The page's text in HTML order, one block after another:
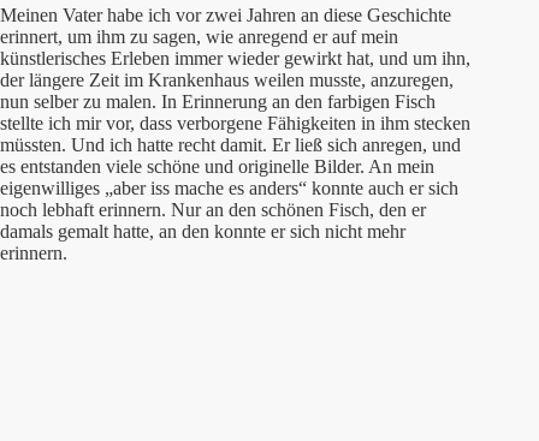
Meinen Vater habe ich vor zwei Jahren an diese Geschichte
erinnert, um ihm zu sagen, wie anregend er auf mein
künstlerisches Erleben immer wieder gewirkt hat, und um ihn,
der längere Zeit im Krankenhaus weilen musste, anzuregen,
nun selber zu malen. In Erinnerung an den farbigen Fisch
stellte ich mir vor, dass verborgene Fähigkeiten in ihm stecken
müssten. Und ich hatte recht damit. Er ließ sich anregen, und
es entstanden viele schöne und originelle Bilder. An mein
eigenwilliges „aber iss mache es anders“ konnte auch er sich
noch lebhaft erinnern. Nur an den schönen Fisch, den er
damals gemalt hatte, an den konnte er sich nicht mehr
erinnern.